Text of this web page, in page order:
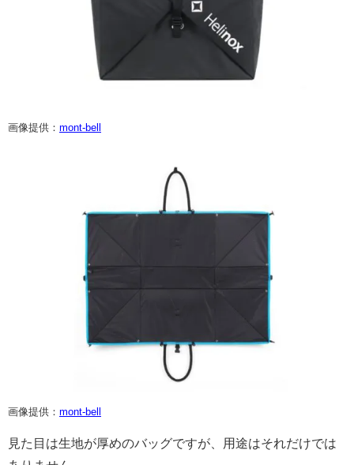
画像提供： mont-bell
画像提供： mont-bell
見た目は生地が厚めのバッグですが、用途はそれだけでは